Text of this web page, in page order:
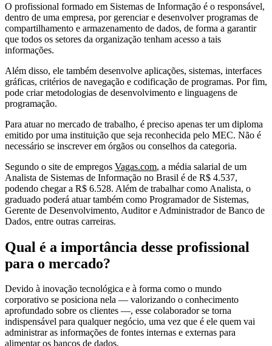
O profissional formado em Sistemas de Informação é o responsável,
dentro de uma empresa, por gerenciar e desenvolver programas de
compartilhamento e armazenamento de dados, de forma a garantir
que todos os setores da organização tenham acesso a tais
informações.
Além disso, ele também desenvolve aplicações, sistemas, interfaces
gráficas, critérios de navegação e codificação de programas. Por fim,
pode criar metodologias de desenvolvimento e linguagens de
programação.
Para atuar no mercado de trabalho, é preciso apenas ter um diploma
emitido por uma instituição que seja reconhecida pelo MEC. Não é
necessário se inscrever em órgãos ou conselhos da categoria.
Segundo o site de empregos Vagas.com, a média salarial de um
Analista de Sistemas de Informação no Brasil é de R$ 4.537,
podendo chegar a R$ 6.528. Além de trabalhar como Analista, o
graduado poderá atuar também como Programador de Sistemas,
Gerente de Desenvolvimento, Auditor e Administrador de Banco de
Dados, entre outras carreiras.
Qual é a importância desse profissional
para o mercado?
Devido à inovação tecnológica e à forma como o mundo
corporativo se posiciona nela — valorizando o conhecimento
aprofundado sobre os clientes —, esse colaborador se torna
indispensável para qualquer negócio, uma vez que é ele quem vai
administrar as informações de fontes internas e externas para
alimentar os bancos de dados.